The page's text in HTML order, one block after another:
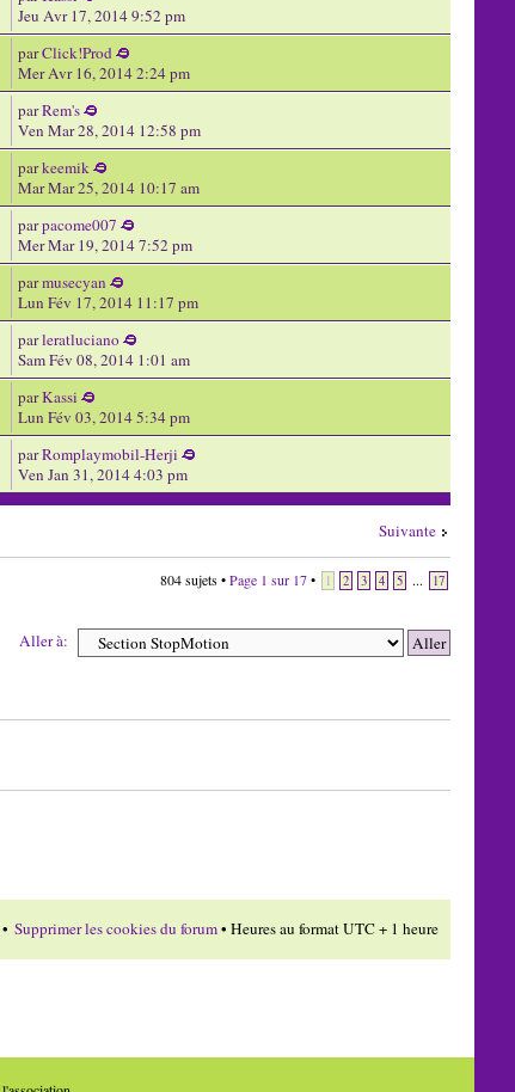
Jeu Avr 17, 2014 9:52 pm
parClick!Prod
Mer Avr 16, 2014 2:24 pm
parRem's
Ven Mar 28, 2014 12:58 pm
parkeemik
Mar Mar 25, 2014 10:17 am
parpacome007
Mer Mar 19, 2014 7:52 pm
parmusecyan
Lun Fév 17, 2014 11:17 pm
parleratluciano
Sam Fév 08, 2014 1:01 am
parKassi
Lun Fév 03, 2014 5:34 pm
parRomplaymobil-Herji
Ven Jan 31, 2014 4:03 pm
Suivante
804 sujets •Page 1 sur 17• 1 2 3 4 5 ... 17
Aller à:
• Supprimer les cookies du forum• Heures au format UTC + 1 heure